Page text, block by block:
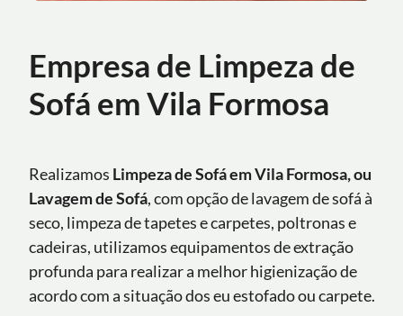
Empresa de Limpeza de
Sofá em Vila Formosa
Realizamos Limpeza de Sofá em Vila Formosa, ou
Lavagem de Sofá, com opção de lavagem de sofá à
seco, limpeza de tapetes e carpetes, poltronas e
cadeiras, utilizamos equipamentos de extração
profunda para realizar a melhor higienização de
acordo com a situação dos eu estofado ou carpete.